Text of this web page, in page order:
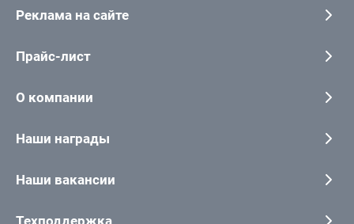
Реклама на сайте
Прайс-лист
О компании
Наши награды
Наши вакансии
Техподдержка